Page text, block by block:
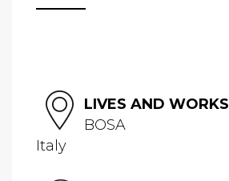
LIVES AND WORKS
BOSA
Italy